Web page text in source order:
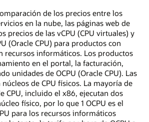
de los precios entre los
en la nube, las páginas web de
precios de las vCPU (CPU virtuales) y
(Oracle CPU) para productos con
recursos informáticos. Los productos
en el portal, la facturación,
unidades de OCPU (Oracle CPU). Las
de CPU físicos. La mayoría de
CPU, incluido el x86, ejecutan dos
físico, por lo que 1 OCPU es el
para los recursos informáticos